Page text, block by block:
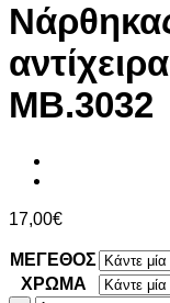
MB.3032
17,00€
ΜΕΓΕΘΟΣ
ΧΡΩΜΑ